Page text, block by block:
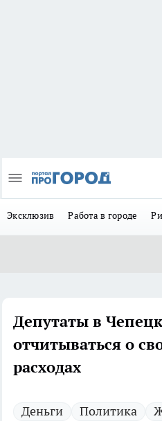
Эксклюзив Работа в городе
Депутаты в
отчитываться о
расходах
Деньги Политика